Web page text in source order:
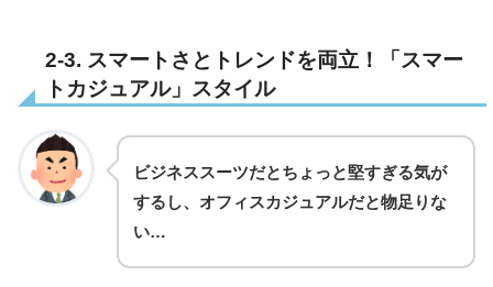
2-3. スマートさとトレンドを両立！「スマー
トカジュアル」スタイル
ビジネススーツだとちょっと堅すぎる気が
するし、オフィスカジュアルだと物足りな
い…